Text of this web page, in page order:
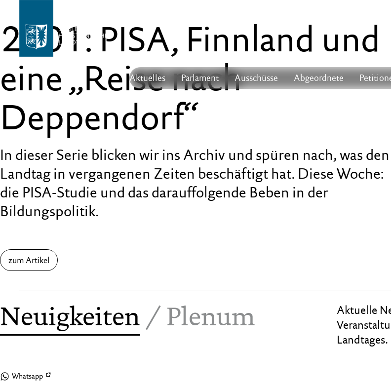
Aktuelles Parlament Ausschüsse Abgeordnete
2001: PISA, Finnland und
eine „Reise nach
Deppendorf“
In dieser Serie blicken wir ins Archiv und spüren nach, was den
Landtag in vergangenen Zeiten beschäftigt hat. Diese Woche:
die PISA-Studie und das darauffolgende Beben in der
Bildungspolitik.
zum Artikel
Neuigkeiten / Plenum
Aktuelle
Landtages.
Whatsapp